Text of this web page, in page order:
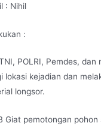
: Nihil
:
POLRI, Pemdes, dan
lokasi kejadian dan
longsor.
Giat pemotongan pohon